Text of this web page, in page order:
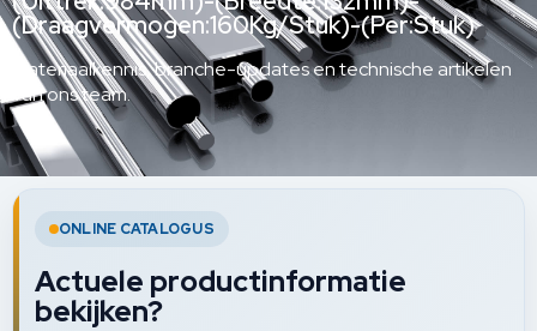
(Draagvermogen:160Kg/Stuk)-(Per:Stuk)
Materiaalkennis, branche-updates en technische artikelen
van ons team.
ONLINE CATALOGUS
Actuele productinformatie
bekijken?